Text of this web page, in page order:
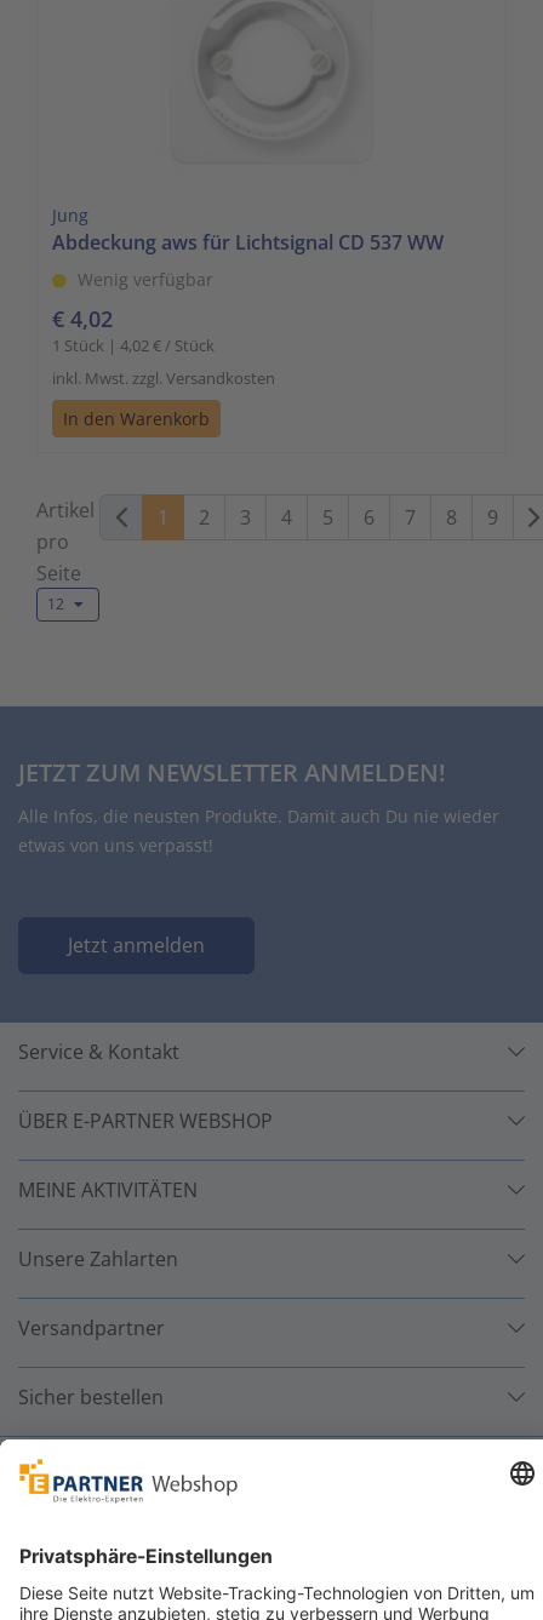
Jung
Abdeckung aws für Lichtsignal CD 537 WW
Wenig verfügbar
€ 4,02
1 Stück | 4,02 € / Stück
inkl. Mwst. zzgl. Versandkosten
In den Warenkorb
Artikel
pro
Seite
12
1 2 3 4 5 6 7 8 9
JETZT ZUM NEWSLETTER ANMELDEN!
Alle Infos, die neusten Produkte. Damit auch Du nie wieder
etwas von uns verpasst!
Jetzt anmelden
Service & Kontakt
ÜBER E-PARTNER WEBSHOP
MEINE AKTIVITÄTEN
Unsere Zahlarten
Versandpartner
Sicher bestellen
Versandkosten.
©One4Business Solutions GmbH
Datenschutz Cookie-Richtlinie Barrierefreiheitserklärung